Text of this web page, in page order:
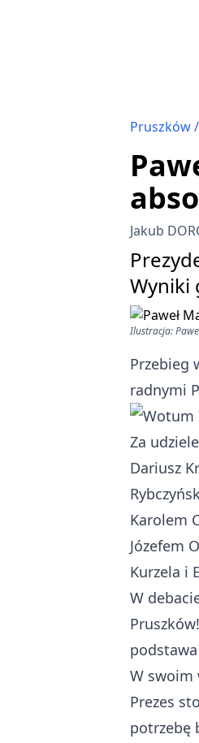
Pruszków
Jakub
Wyniki
Ilustracja:
Przebieg
radnymi
Za
Dariusz
Karolem
Józefem
Kurzela i
W
W swoim
Prezes
potrzebę